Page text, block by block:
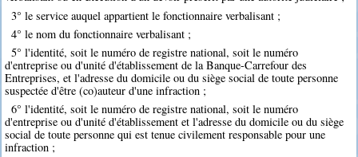
3° le service auquel appartient le fonctionnaire verbalisant ;
4° le nom du fonctionnaire verbalisant ;
5° l'identité, soit le numéro de registre national, soit le numéro
d'entreprise ou d'unité d'établissement de la Banque-Carrefour des
Entreprises, et l'adresse du domicile ou du siège social de toute personne
suspectée d'être (co)auteur d'une infraction ;
6° l'identité, soit le numéro de registre national, soit le numéro
d'entreprise ou d'unité d'établissement et l'adresse du domicile ou du siège
social de toute personne qui est tenue civilement responsable pour une
infraction ;